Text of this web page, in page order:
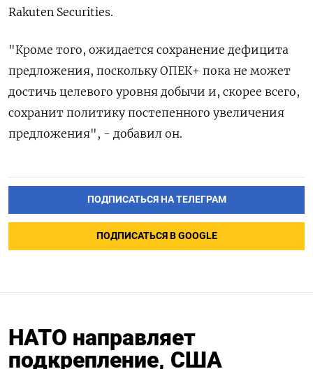
Rakuten Securities.
"Кроме того, ожидается сохранение дефицита
предложения, поскольку ОПЕК+ пока не может
достичь целевого уровня добычи и, скорее всего,
сохранит политику постепенного увеличения
предложения", - добавил он.
ПОДПИСАТЬСЯ НА ТЕЛЕГРАМ
ПОДПИСАТЬСЯ В GOOGLE
НАТО направляет
подкрепление, США